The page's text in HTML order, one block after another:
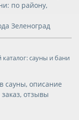
по району,
Зеленоград
сауны и бани
сауны, описание
отзывы